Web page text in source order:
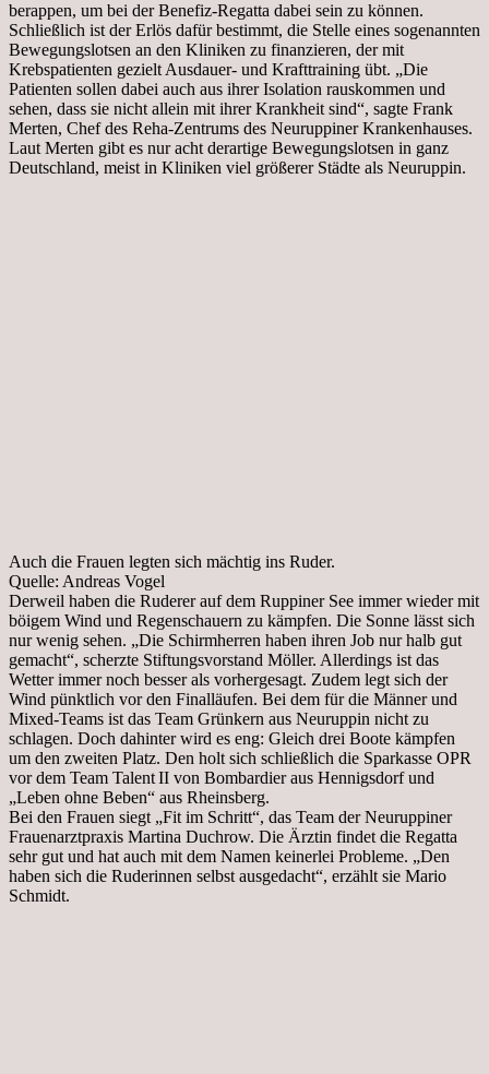
berappen, um bei der Benefiz-Regatta dabei sein zu können.
Schließlich ist der Erlös dafür bestimmt, die Stelle eines sogenannten
Bewegungslotsen an den Kliniken zu finanzieren, der mit
Krebspatienten gezielt Ausdauer- und Krafttraining übt. „Die
Patienten sollen dabei auch aus ihrer Isolation rauskommen und
sehen, dass sie nicht allein mit ihrer Krankheit sind“, sagte Frank
Merten, Chef des Reha-Zentrums des Neuruppiner Krankenhauses.
Laut Merten gibt es nur acht derartige Bewegungslotsen in ganz
Deutschland, meist in Kliniken viel größerer Städte als Neuruppin.
Auch die Frauen legten sich mächtig ins Ruder.
Quelle: Andreas Vogel
Derweil haben die Ruderer auf dem Ruppiner See immer wieder mit
böigem Wind und Regenschauern zu kämpfen. Die Sonne lässt sich
nur wenig sehen. „Die Schirmherren haben ihren Job nur halb gut
gemacht“, scherzte Stiftungsvorstand Möller. Allerdings ist das
Wetter immer noch besser als vorhergesagt. Zudem legt sich der
Wind pünktlich vor den Finalläufen. Bei dem für die Männer und
Mixed-Teams ist das Team Grünkern aus Neuruppin nicht zu
schlagen. Doch dahinter wird es eng: Gleich drei Boote kämpfen
um den zweiten Platz. Den holt sich schließlich die Sparkasse OPR
vor dem Team Talent II von Bombardier aus Hennigsdorf und
„Leben ohne Beben“ aus Rheinsberg.
Bei den Frauen siegt „Fit im Schritt“, das Team der Neuruppiner
Frauenarztpraxis Martina Duchrow. Die Ärztin findet die Regatta
sehr gut und hat auch mit dem Namen keinerlei Probleme. „Den
haben sich die Ruderinnen selbst ausgedacht“, erzählt sie Mario
Schmidt.